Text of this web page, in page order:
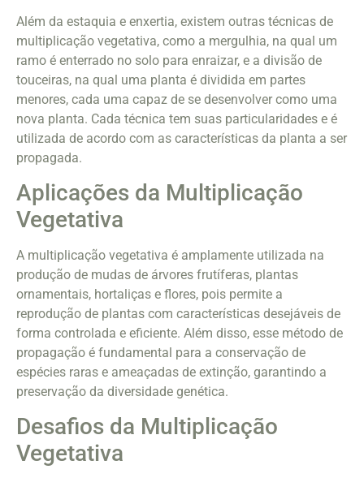
Além da estaquia e enxertia, existem outras técnicas de
multiplicação vegetativa, como a mergulhia, na qual um
ramo é enterrado no solo para enraizar, e a divisão de
touceiras, na qual uma planta é dividida em partes
menores, cada uma capaz de se desenvolver como uma
nova planta. Cada técnica tem suas particularidades e é
utilizada de acordo com as características da planta a ser
propagada.
Aplicações da Multiplicação
Vegetativa
A multiplicação vegetativa é amplamente utilizada na
produção de mudas de árvores frutíferas, plantas
ornamentais, hortaliças e flores, pois permite a
reprodução de plantas com características desejáveis de
forma controlada e eficiente. Além disso, esse método de
propagação é fundamental para a conservação de
espécies raras e ameaçadas de extinção, garantindo a
preservação da diversidade genética.
Desafios da Multiplicação
Vegetativa